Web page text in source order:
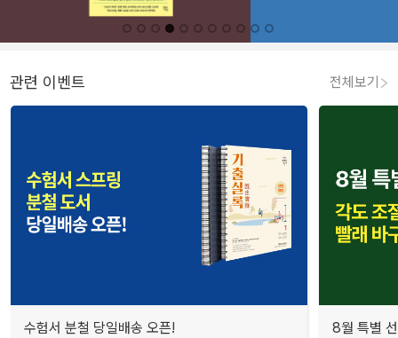
관련 이벤트 전체보기
수험서 분철 당일배송 오픈!
8월 특별